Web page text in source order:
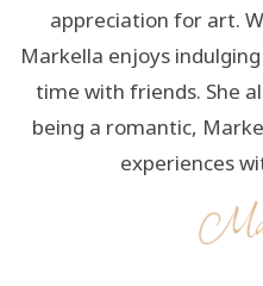
appreciation for art.
Markella enjoys
time with friends. She
being a romantic,
experiences